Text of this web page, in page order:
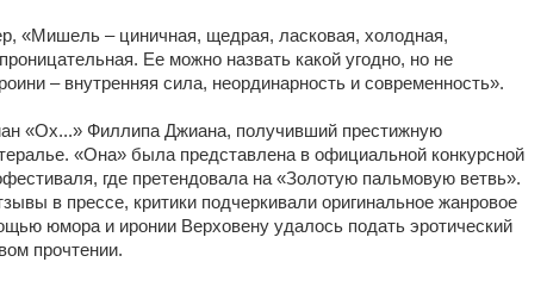
«Мишель – циничная, щедрая, ласковая, холодная,
Ее можно назвать какой угодно, но не
– внутренняя сила, неординарность и современность».
«Ох...» Филлипа Джиана, получивший престижную
«Она» была представлена в официальной конкурсной
где претендовала на «Золотую пальмовую ветвь».
в прессе, критики подчеркивали оригинальное жанровое
юмора и иронии Верховену удалось подать эротический
прочтении.